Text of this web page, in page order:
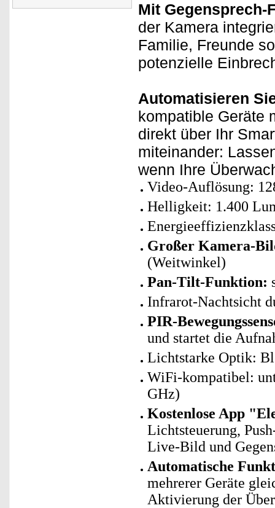
Mit Gegensprech-
der Kamera
Familie, Freunde
potenzielle
Automatisieren
kompatible Geräte
direkt über Ihr
miteinander:
wenn Ihre
Video-Auflösung:
Helligkeit: 1.400
Großer Kamera-
(Weitwinkel)
Pan-Tilt-Funktion:
Infrarot-Nachtsicht
PIR-
und startet die
Lichtstarke Optik:
WiFi-kompatibel:
GHz)
Kostenlose App
Lichtsteuerung,
Live-Bild und
Automatische
mehrerer Geräte
Aktivierung der